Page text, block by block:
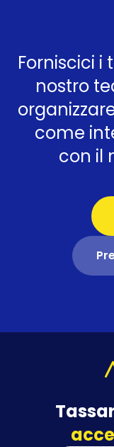
Forniscici i
nostro
come
con il